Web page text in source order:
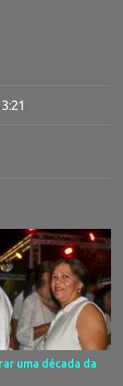
uma década da